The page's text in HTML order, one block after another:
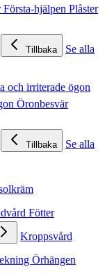
Första-hjälpen Plåster
Tillbaka
Se alla
och irriterade ögon
Öronbesvär
Tillbaka
Se alla
Fötter
Kroppsvård
Örhängen